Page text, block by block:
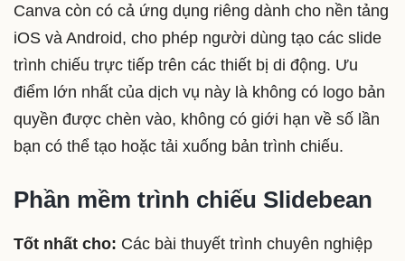
Canva còn có cả ứng dụng riêng dành cho nền tảng
iOS và Android, cho phép người dùng tạo các slide
trình chiếu trực tiếp trên các thiết bị di động. Ưu
điểm lớn nhất của dịch vụ này là không có logo bản
quyền được chèn vào, không có giới hạn về số lần
bạn có thể tạo hoặc tải xuống bản trình chiếu.
Phần mềm trình chiếu Slidebean
Tốt nhất cho: Các bài thuyết trình chuyên nghiệp